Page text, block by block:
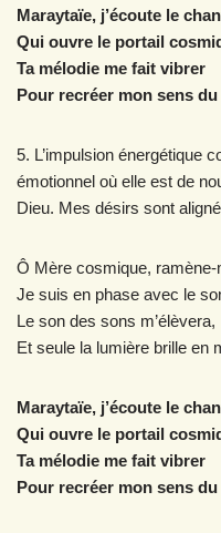
Maraytaïe, j’écoute le
Qui ouvre le portail
Ta mélodie me fait vibrer
Pour recréer mon sens
5. L’impulsion énergétique
émotionnel où elle est de
Dieu. Mes désirs sont
Ô Mère cosmique, ramène-
Je suis en phase avec le
Le son des sons m’élèvera,
Et seule la lumière brille en
Maraytaïe, j’écoute le
Qui ouvre le portail
Ta mélodie me fait vibrer
Pour recréer mon sens